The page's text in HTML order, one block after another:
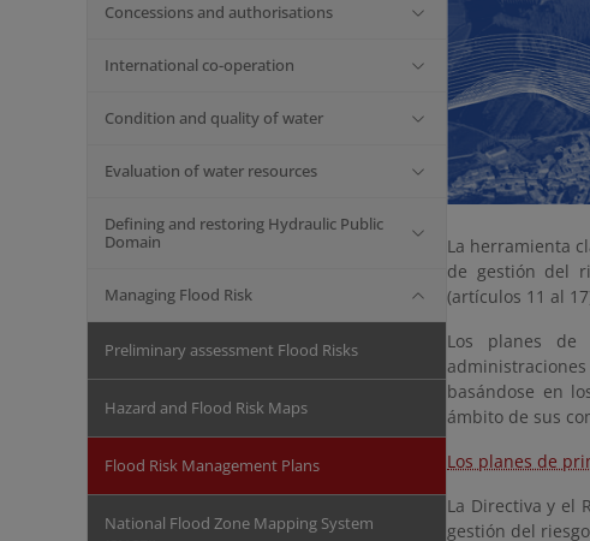
Concessions and authorisations
International co-operation
Condition and quality of water
Evaluation of water resources
Defining and restoring Hydraulic Public
Domain
Managing Flood Risk
Preliminary assessment Flood Risks
Hazard and Flood Risk Maps
Flood Risk Management Plans
National Flood Zone Mapping System
La herramienta
de gestión del
(artículos 11 al
Los planes de
basándose en
ámbito de sus
Los planes de
La Directiva y el
gestión del